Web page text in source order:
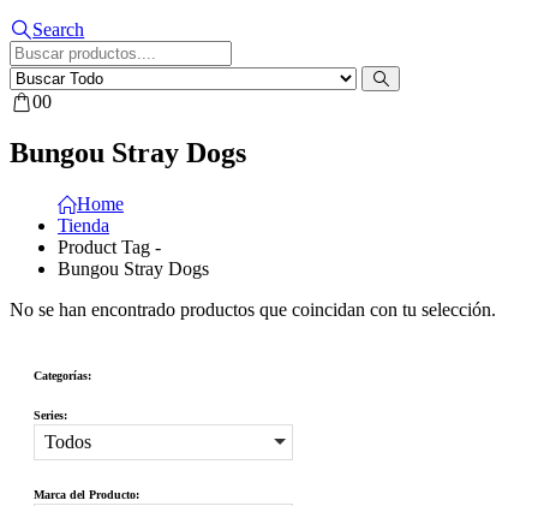
Search
00
Bungou Stray Dogs
Home
Tienda
Product Tag -
Bungou Stray Dogs
No se han encontrado productos que coincidan con tu selección.
Categorías:
Series:
Todos
Marca del Producto: